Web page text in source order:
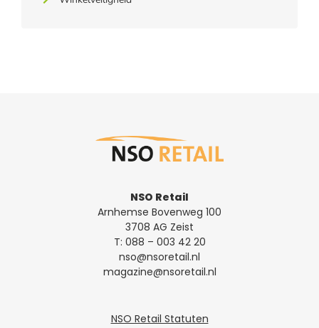
NSO Retail
Arnhemse Bovenweg 100
3708 AG Zeist
T: 088 – 003 42 20
nso@nsoretail.nl
magazine@nsoretail.nl
NSO Retail Statuten